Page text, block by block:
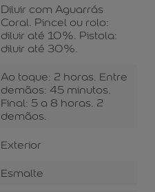
Diluir com Aguarrás
Coral. Pincel ou rolo:
diluir até 10%. Pistola:
diluir até 30%.
Ao toque: 2 horas. Entre
demãos: 45 minutos.
Final: 5 a 8 horas. 2
demãos.
Exterior
Esmalte